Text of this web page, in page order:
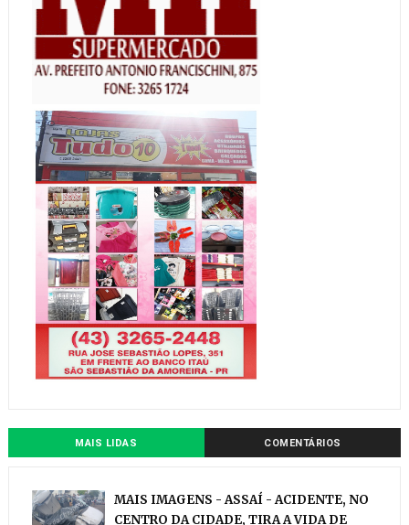
MAIS LIDAS COMENTÁRIOS
MAIS IMAGENS - ASSAÍ - ACIDENTE, NO
CENTRO DA CIDADE, TIRA A VIDA DE